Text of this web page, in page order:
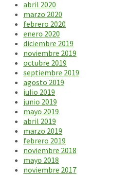
abril 2020
marzo 2020
febrero 2020
enero 2020
diciembre 2019
noviembre 2019
octubre 2019
septiembre 2019
agosto 2019
julio 2019
junio 2019
mayo 2019
abril 2019
marzo 2019
febrero 2019
noviembre 2018
mayo 2018
noviembre 2017